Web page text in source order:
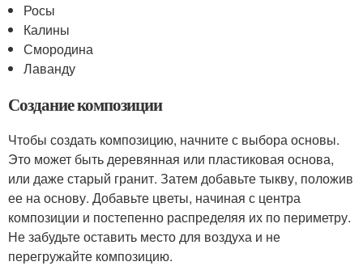
Росы
Калины
Смородина
Лаванду
Создание композиции
Чтобы создать композицию, начните с выбора основы.
Это может быть деревянная или пластиковая основа,
или даже старый гранит. Затем добавьте тыкву, положив
ее на основу. Добавьте цветы, начиная с центра
композиции и постепенно распределяя их по периметру.
Не забудьте оставить место для воздуха и не
перегружайте композицию.